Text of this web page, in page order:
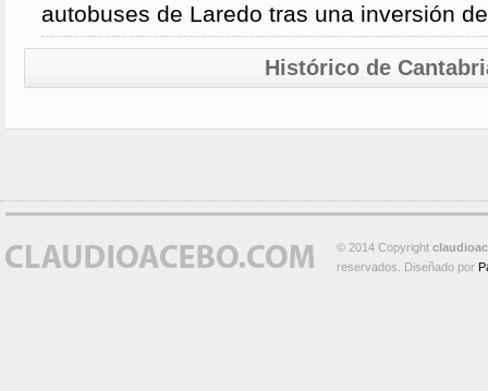
autobuses de Laredo tras una inversión
Histórico de
© 2014 Copyright
reservados. Diseñado por